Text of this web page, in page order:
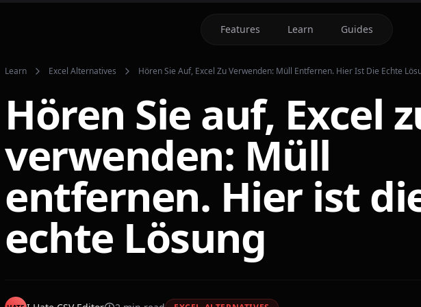
Features Learn Guides
Learn Excel Alternatives Hören Sie Auf, Excel Zu Verwenden: Müll Entfernen. Hier Ist Die Echte
Hören Sie auf, Excel
verwenden: Müll
entfernen. Hier ist
echte Lösung